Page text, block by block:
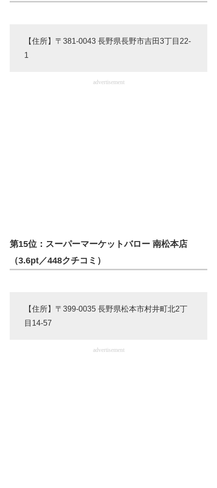
【住所】〒381-0043 長野県長野市吉田3丁目22-
1
advertisement
第15位：スーパーマーケットバロー 南松本店
（3.6pt／448クチコミ）
【住所】〒399-0035 長野県松本市村井町北2丁
目14-57
advertisement